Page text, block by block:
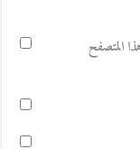
المتصفح